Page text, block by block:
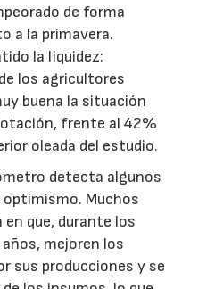
de forma
a la primavera.
la liquidez:
los agricultores
buena la situación
frente al 42%
oleada del estudio.
detecta algunos
Muchos
que, durante los
mejoren los
sus producciones y se